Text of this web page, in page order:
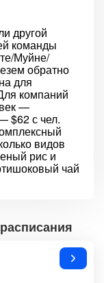
другой
команды
Муйне/
обратно
для
компаний
—
$62 с чел.
видов
рис и
чай